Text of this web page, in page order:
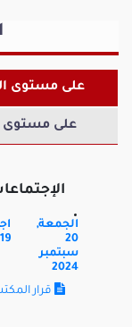
مراد
كتلة
معز بن
كتلة
على مستوى
على مستوى
الجمعة,
20
سبتمبر
2024
19 و20 سبتمبر 2024 - عدد 42-2024
قرار